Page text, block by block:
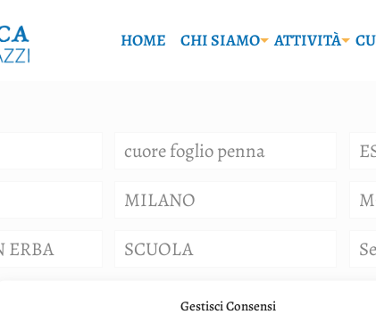
Gestisci Consensi
HOME CHI SIAMO ATTIVITÀ
cuore foglio penna
MILANO
ERBA SCUOLA